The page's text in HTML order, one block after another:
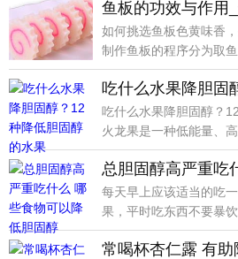
如何挑选鱼板色黄味香
制作鱼板的程序分为取
置板、蒸熟、
吃什么水果降胆固醇？
火龙果是一种低能量、
纤维含量
每天早上应该适当的吃
果，平时吃东西不要暴
动，打太极拳
常喝杯杏仁露 有